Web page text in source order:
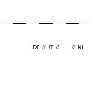
DE // IT // // NL